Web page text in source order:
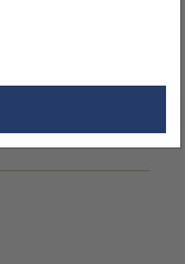
példányt